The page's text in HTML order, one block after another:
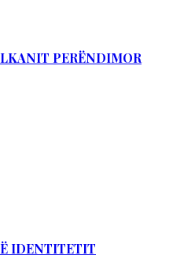
PERËNDIMOR
IDENTITETIT